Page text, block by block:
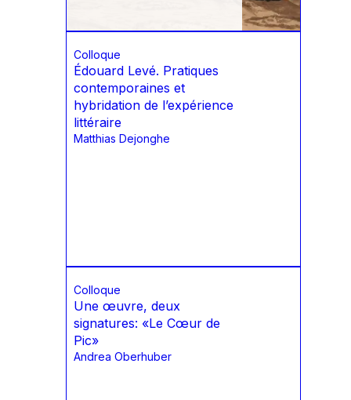
Colloque
Édouard Levé. Pratiques
contemporaines et
hybridation de l’expérience
littéraire
Matthias Dejonghe
Colloque
Une œuvre, deux
signatures: «Le Cœur de
Pic»
Andrea Oberhuber